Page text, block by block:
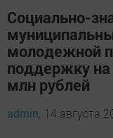
Социально-
молодежной
поддержку
млн рублей
admin, 14 августа